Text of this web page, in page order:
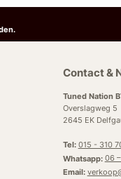
Contact &
Tuned Nation
Overslagweg 5
2645 EK
Tel: 015 - 310
Whatsapp: 06
Email: